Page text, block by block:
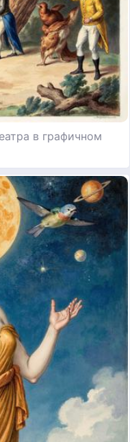
в графичном